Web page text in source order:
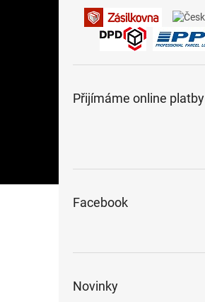
Přijímáme online platby
Facebook
Novinky